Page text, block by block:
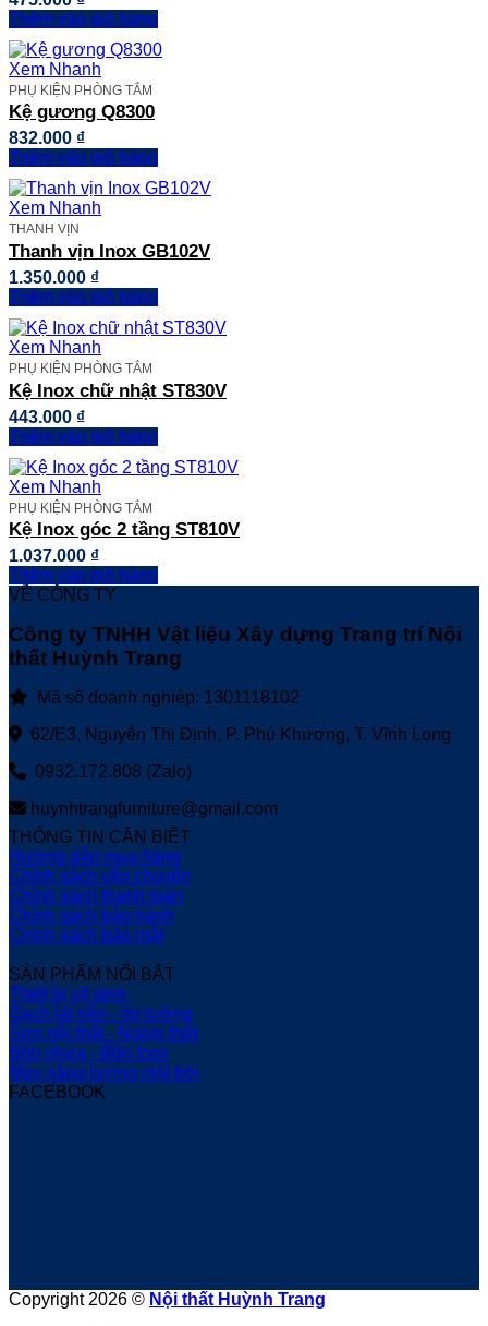
Thêm vào giỏ hàng
Xem Nhanh
PHỤ KIỆN PHÒNG TẮM
Kệ gương Q8300
832.000 ₫
Thêm vào giỏ hàng
Xem Nhanh
THANH VỊN
Thanh vịn Inox GB102V
1.350.000 ₫
Thêm vào giỏ hàng
Xem Nhanh
PHỤ KIỆN PHÒNG TẮM
Kệ Inox chữ nhật ST830V
443.000 ₫
Thêm vào giỏ hàng
Xem Nhanh
PHỤ KIỆN PHÒNG TẮM
Kệ Inox góc 2 tầng ST810V
1.037.000 ₫
Thêm vào giỏ hàng
VỀ CÔNG TY
Công ty TNHH Vật liệu Xây dựng Trang trí Nội
thất Huỳnh Trang
Mã số doanh nghiệp: 1301118102
62/E3, Nguyễn Thị Định, P. Phú Khương, T. Vĩnh Long
0932.172.808 (Zalo)
huynhtrangfurniture@gmail.com
THÔNG TIN CẦN BIẾT
Hướng dẫn mua hàng
Chính sách vận chuyển
Chính sách thanh toán
Chính sách bảo hành
Chính sách bảo mật
SẢN PHẨM NỔI BẬT
Thiết bị vệ sinh
Gạch lát nền - ốp tường
Sơn nội thất - Ngoại thất
Bồn nhựa - Bồn Inox
Máy năng lượng mặt trời
FACEBOOK
Copyright 2026 © Nội thất Huỳnh Trang